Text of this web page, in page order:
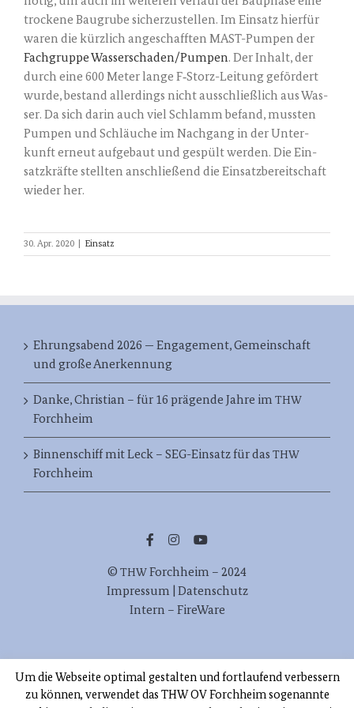
tro­cke­ne Bau­gru­be sicher­zu­stel­len. Im Ein­satz hier­für
waren die kürz­lich ange­schaff­ten MAST-Pum­pen der
Fach­grup­pe Wasserschaden/Pumpen. Der Inhalt, der
durch eine 600 Meter lan­ge F‑S­torz-Lei­tung geför­dert
wur­de, bestand aller­dings nicht aus­schließ­lich aus Was­
ser. Da sich dar­in auch viel Schlamm befand, muss­ten
Pum­pen und Schläu­che im Nach­gang in der Unter­
kunft erneut auf­ge­baut und gespült wer­den. Die Ein­
satz­kräf­te stell­ten anschlie­ßend die Ein­satz­be­reit­schaft
wie­der her.
30. Apr. 2020 Einsatz
Ehrungsabend 2026 — Engagement, Gemeinschaft
und große Anerkennung
Danke, Christian – für 16 prägende Jahre im THW
Forchheim
Binnenschiff mit Leck – SEG-Einsatz für das THW
Forchheim
© THW Forch­heim – 2024
Impres­sum | Datenschutz
Intern – FireWare
THW
Orts­ver­band Forchheim
Zur Stau­stu­fe 38, 91301 Forchheim
Um die Webseite optimal gestalten und fortlaufend verbessern
zu können, verwendet das THW OV Forchheim sogenannte